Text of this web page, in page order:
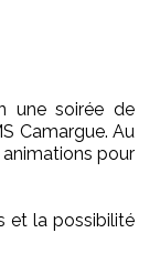
une soirée de
Camargue. Au
pour
et la possibilité